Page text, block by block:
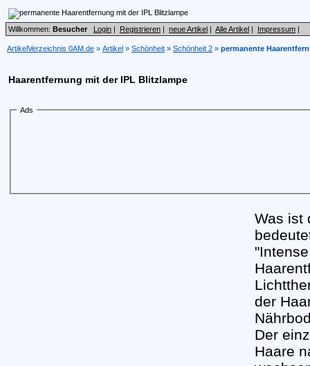
Willkommen: Besucher Login | Registrieren | neue Artikel | Alle Artikel | Impressum |
ArtikelVerzeichnis 0AM.de » Artikel » Schönheit » Schönheit 2 » permanente
Haarentfernung mit der IPL Blitzlampe
Ads
Was ist
der
Der
Haare